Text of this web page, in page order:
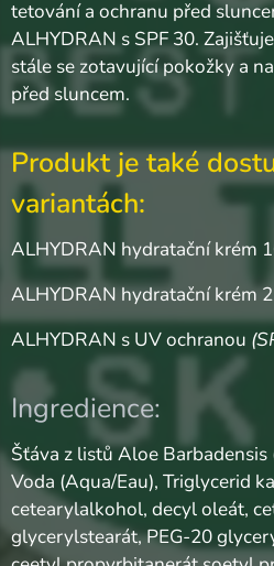
tetování a ochranu před
ALHYDRAN s SPF 30.
stále se zotavující pokožky a
před sluncem.
Produkt je také
variantách:
ALHYDRAN hydratační krém
ALHYDRAN hydratační krém
ALHYDRAN s UV ochranou
Ingredience:
Šťáva z listů Aloe Barbadensis
Voda (Aqua/Eau), Triglycerid
cetearylalkohol, decyl oleát,
glycerylstearát, PEG-20